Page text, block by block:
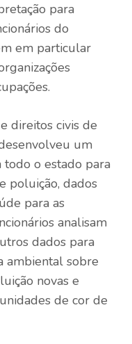
para
do
em particular
direitos civis de
um
o estado para
poluição, dados
para as
analisam
dados para
ambiental sobre
novas e
de cor de